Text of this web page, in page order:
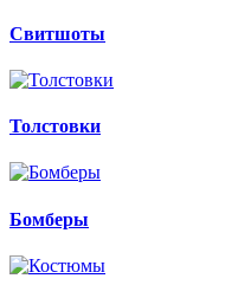
Свитшоты
Толстовки
Бомберы